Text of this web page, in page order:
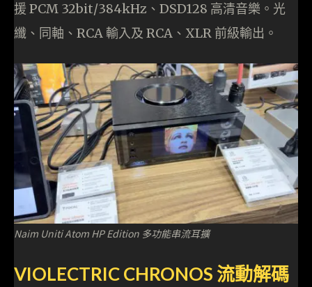
援 PCM 32bit/384kHz、DSD128 高清音樂。光
纖、同軸、RCA 輸入及 RCA、XLR 前級輸出。
Naim Uniti Atom HP Edition 多功能串流耳擴
VIOLECTRIC CHRONOS 流動解碼